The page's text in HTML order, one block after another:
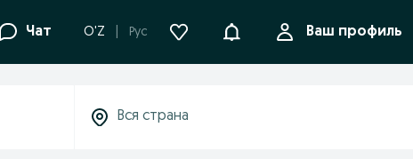
Чат O'Z Рус УведомленияВаш профиль